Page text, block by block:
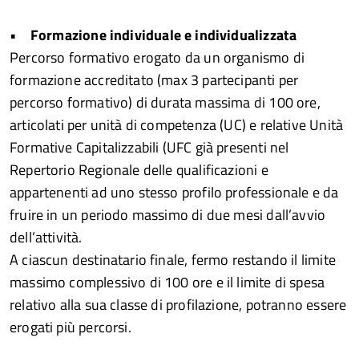
• Formazione individuale e individualizzata
Percorso formativo erogato da un organismo di
formazione accreditato (max 3 partecipanti per
percorso formativo) di durata massima di 100 ore,
articolati per unità di competenza (UC) e relative Unità
Formative Capitalizzabili (UFC già presenti nel
Repertorio Regionale delle qualificazioni e
appartenenti ad uno stesso profilo professionale e da
fruire in un periodo massimo di due mesi dall’avvio
dell’attività.
A ciascun destinatario finale, fermo restando il limite
massimo complessivo di 100 ore e il limite di spesa
relativo alla sua classe di profilazione, potranno essere
erogati più percorsi.